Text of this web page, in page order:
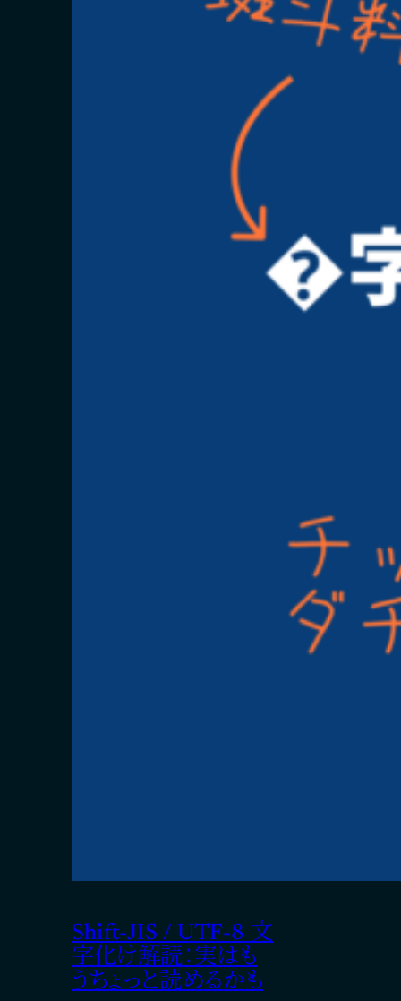
Shift-JIS / UTF-8 文
字化け解読：実はも
うちょっと読めるかも